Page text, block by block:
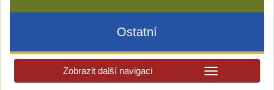
Ostatní
Zobrazit další navigaci